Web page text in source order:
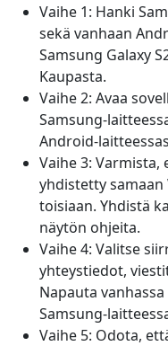
Vaihe 1: Hanki
sekä vanhaan
Samsung Galaxy
Kaupasta.
Vaihe 2: Avaa
Samsung-
Android-
Vaihe 3:
yhdistetty samaan
toisiaan. Yhdistä
näytön ohjeita.
Vaihe 4: Valitse
yhteystiedot,
Napauta
Samsung-
Vaihe 5: Odota,